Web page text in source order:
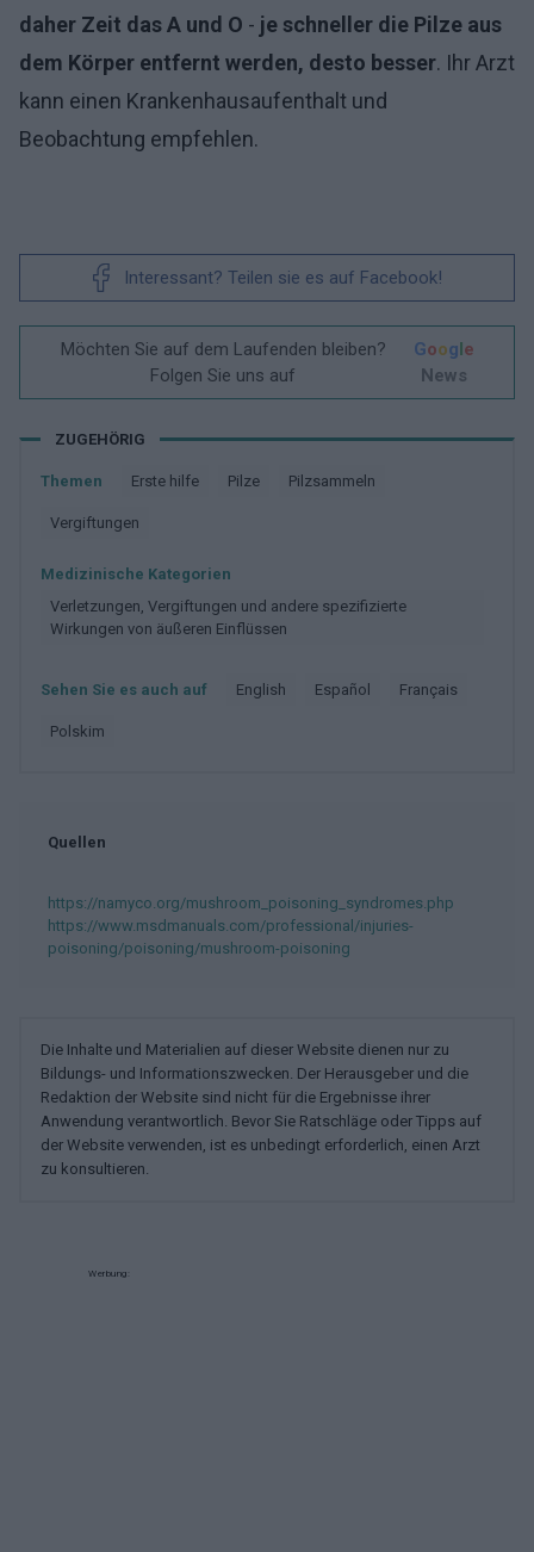
daher Zeit das A und O - je schneller die Pilze aus
dem Körper entfernt werden, desto besser. Ihr Arzt
kann einen Krankenhausaufenthalt und
Beobachtung empfehlen.
Interessant? Teilen sie es auf Facebook!
Möchten Sie auf dem Laufenden bleiben?
Folgen Sie uns auf
Google
News
ZUGEHÖRIG
Themen Erste hilfe Pilze Pilzsammeln
Vergiftungen
Medizinische Kategorien
Verletzungen, Vergiftungen und andere spezifizierte
Wirkungen von äußeren Einflüssen
Sehen Sie es auch auf english español français
polskim
Quellen
https://namyco.org/mushroom_poisoning_syndromes.php
https://www.msdmanuals.com/professional/injuries-
poisoning/poisoning/mushroom-poisoning
Die Inhalte und Materialien auf dieser Website dienen nur zu
Bildungs- und Informationszwecken. Der Herausgeber und die
Redaktion der Website sind nicht für die Ergebnisse ihrer
Anwendung verantwortlich. Bevor Sie Ratschläge oder Tipps auf
der Website verwenden, ist es unbedingt erforderlich, einen Arzt
zu konsultieren.
Werbung: